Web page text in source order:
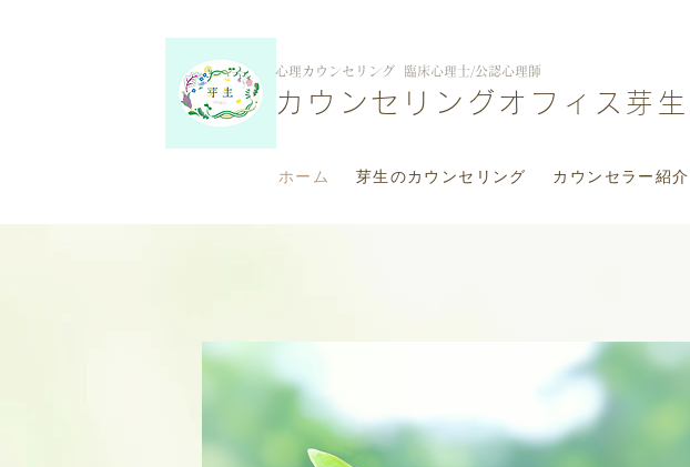
​心理カウンセリング 臨床心理士/公認心理師
カウンセリングオフィス芽生
ホーム 芽生のカウンセリング カウンセラー紹介